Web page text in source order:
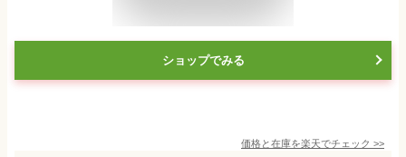
ショップでみる
価格と在庫を楽天でチェック >>